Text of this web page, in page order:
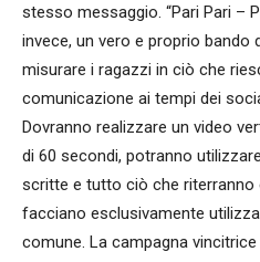
stesso messaggio. “Pari Pari –
invece, un vero e proprio
misurare i ragazzi in ciò che
comunicazione ai tempi dei
Dovranno realizzare un video
di 60 secondi, potranno
scritte e tutto ciò che
facciano esclusivamente
comune. La campagna